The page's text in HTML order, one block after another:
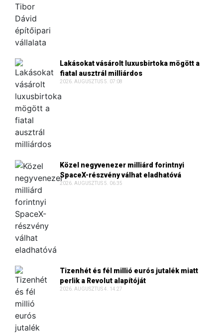
Lakásokat vásárolt luxusbirtoka mögött a
fiatal ausztrál milliárdos
2026. AUGUSZTUS 5. 07:08
Közel negyvenezer milliárd forintnyi
SpaceX-részvény válhat eladhatóvá
2026. AUGUSZTUS 5. 06:35
Tizenhét és fél millió eurós jutalék miatt
perlik a Revolut alapítóját
2026. AUGUSZTUS 4. 14:27